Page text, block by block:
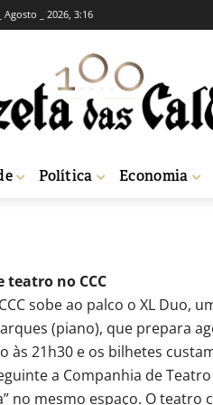
Agosto _ 2026, 3:16
Política Economia
CULTURAL CULTURA
da
12 de Abril, 2018 721
teatro no CCC
sobe ao palco o XL Duo,
(piano), que prepara
às 21h30 e os bilhetes
a Companhia de
no mesmo espaço. O teatro